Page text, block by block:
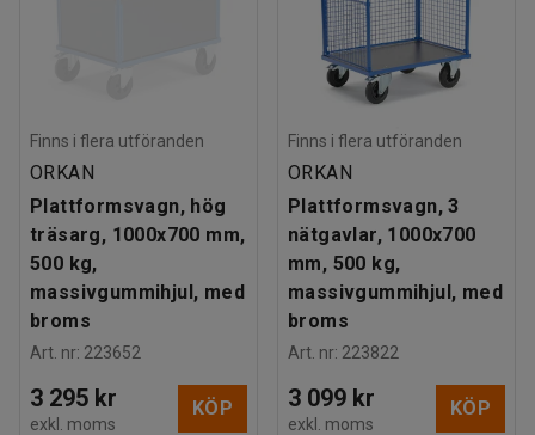
Finns i flera utföranden
ORKAN
Plattformsvagn, hög
träsarg, 1000x700 mm,
500 kg,
massivgummihjul, med
broms
Art. nr: 223652
3 295 kr
exkl. moms
KÖP
Finns i flera utföranden
ORKAN
Plattformsvagn, 3
nätgavlar, 1000x700
mm, 500 kg,
massivgummihjul, med
broms
Art. nr: 223822
3 099 kr
exkl. moms
KÖP